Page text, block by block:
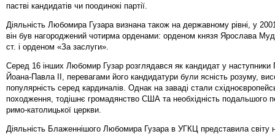
пастві кандидатів чи поодинокі партії.
Діяльність Любомира Гузара визнана також на державному рівні, у
він був нагороджений чотирма орденами: орденом князя Ярослава
ст. і орденом «За заслуги».
Серед 16 інших Любомир Гузар розглядався як кандидат у наступники
Йоана-Павла II, перевагами його кандидатури були ясність розуму,
популярність серед кардиналів. Однак на заваді стали
походження, тодішнє громадянство США та необхідність подальшого
римо-католицької церкви.
Діяльність Блаженнішого Любомира Гузара в УГКЦ представила світу